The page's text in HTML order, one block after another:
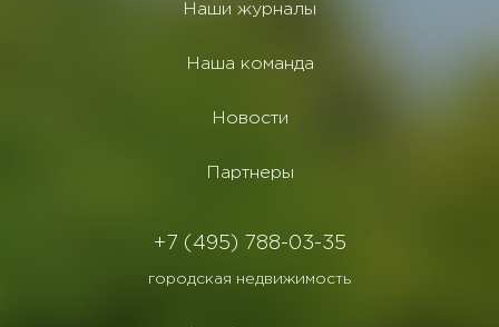
Наши журналы
Наша команда
Новости
Партнеры
+7 (495) 788-03-35
городская недвижимость